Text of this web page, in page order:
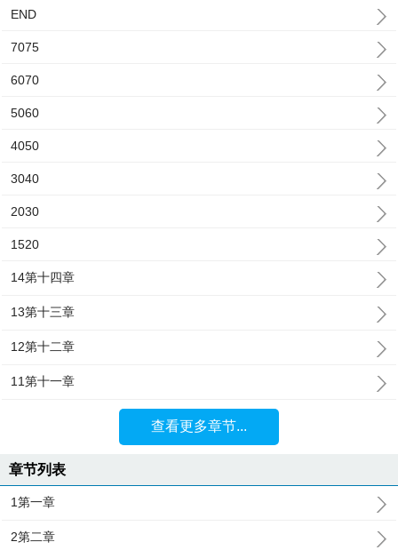
END
7075
6070
5060
4050
3040
2030
1520
14第十四章
13第十三章
12第十二章
11第十一章
查看更多章节...
章节列表
1第一章
2第二章